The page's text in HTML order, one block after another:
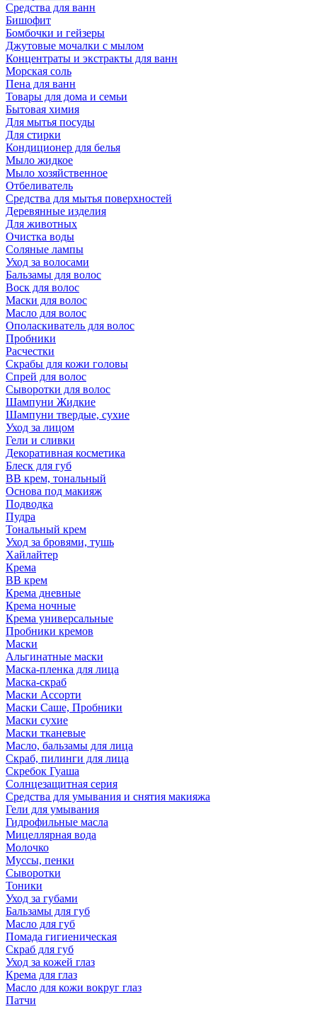
Средства для ванн
Бишофит
Бомбочки и гейзеры
Джутовые мочалки с мылом
Концентраты и экстракты для ванн
Морская соль
Пена для ванн
Товары для дома и семьи
Бытовая химия
Для мытья посуды
Для стирки
Кондиционер для белья
Мыло жидкое
Мыло хозяйственное
Отбеливатель
Средства для мытья поверхностей
Деревянные изделия
Для животных
Очистка воды
Соляные лампы
Уход за волосами
Бальзамы для волос
Воск для волос
Маски для волос
Масло для волос
Ополаскиватель для волос
Пробники
Расчестки
Скрабы для кожи головы
Спрей для волос
Сыворотки для волос
Шампуни Жидкие
Шампуни твердые, сухие
Уход за лицом
Гели и сливки
Декоративная косметика
Блеск для губ
ВВ крем, тональный
Основа под макияж
Подводка
Пудра
Тональный крем
Уход за бровями, тушь
Хайлайтер
Крема
ВВ крем
Крема дневные
Крема ночные
Крема универсальные
Пробники кремов
Маски
Альгинатные маски
Маска-пленка для лица
Маска-скраб
Маски Ассорти
Маски Саше, Пробники
Маски сухие
Маски тканевые
Масло, бальзамы для лица
Скраб, пилинги для лица
Скребок Гуаша
Солнцезащитная серия
Средства для умывания и снятия макияжа
Гели для умывания
Гидрофильные масла
Мицеллярная вода
Молочко
Муссы, пенки
Сыворотки
Тоники
Уход за губами
Бальзамы для губ
Масло для губ
Помада гигиеническая
Скраб для губ
Уход за кожей глаз
Крема для глаз
Масло для кожи вокруг глаз
Патчи